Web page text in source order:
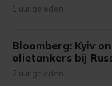
1 uur geleden
Bloomberg: Kyiv
olietankers bij
2 uur geleden